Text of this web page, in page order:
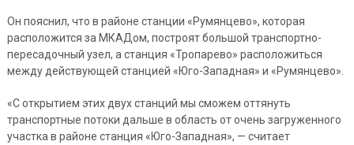
Он пояснил, что в районе станции «Румянцево», которая
расположится за МКАДом, построят большой транспортно-
пересадочный узел, а станция «Тропарево» расположиться
между действующей станцией «Юго-Западная» и «Румянцево».
«С открытием этих двух станций мы сможем оттянуть
транспортные потоки дальше в область от очень загруженного
участка в районе станция «Юго-Западная», — считает